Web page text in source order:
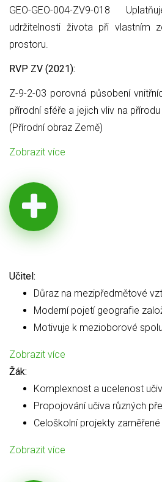
GEO-GEO-004-ZV9-018
udržitelnosti života při vlastním
prostoru.
RVP ZV (2021):
Z-9-2-03 porovná působení
přírodní sféře a jejich vliv na
(Přírodní obraz Země)
Zobrazit více
Učitel:
Důraz na mezipředmětové
Moderní pojetí geografie
Motivuje k mezioborové
Zobrazit více
Žák:
Komplexnost a ucelenost
Propojování učiva různých
Celoškolní projekty
Zobrazit více